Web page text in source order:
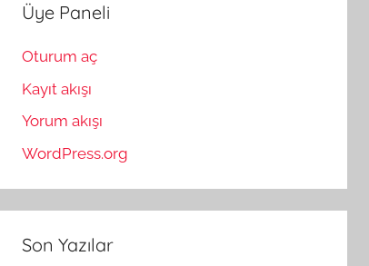
Üye Paneli
Oturum aç
Kayıt akışı
Yorum akışı
WordPress.org
Son Yazılar